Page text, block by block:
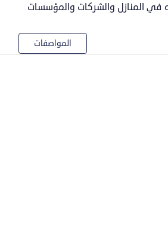
في المنازل والشركات والمؤسسات
المواصفات